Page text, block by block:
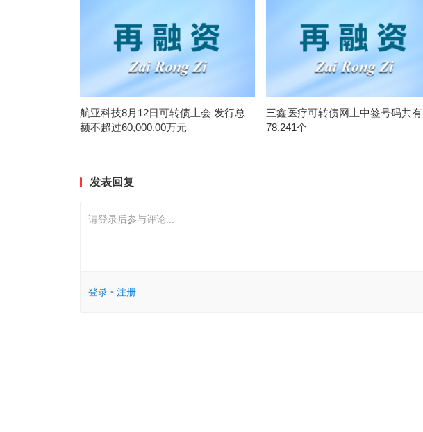
航亚科技8月12日可转债上会 发行总
额不超过60,000.00万元
三鑫医疗可转债网上中签号码共有
78,241个
发表回复
请登录后参与评论...
登录• 注册